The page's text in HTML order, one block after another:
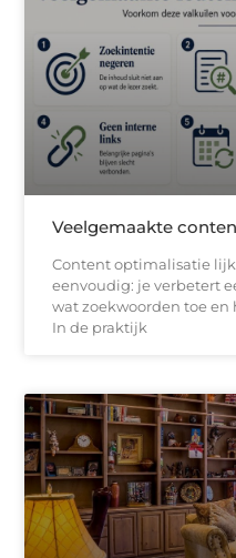
Veelgemaakte
Content optimalisatie
eenvoudig: je verbetert
wat zoekwoorden toe
In de praktijk